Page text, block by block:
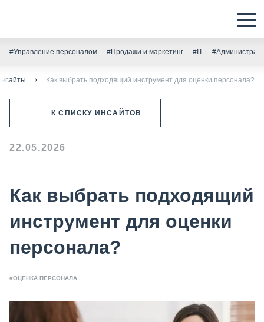
#Управление персоналом #Продажи и маркетинг #IT
Как выбрать подходящий инструмент для оценки персонала?
К СПИСКУ ИНСАЙТОВ
22.05.2026
Как выбрать подходящий
инструмент для оценки
персонала?
#ОЦЕНКА ПЕРСОНАЛА